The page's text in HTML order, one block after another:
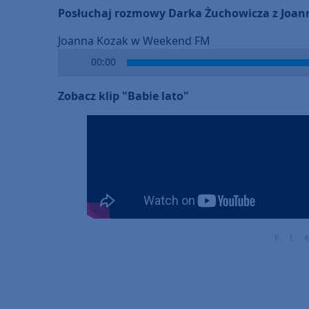
Posłuchaj rozmowy Darka Żuchowicza z
Joanna Kozak w Weekend FM
00:00
Zobacz klip "Babie lato"